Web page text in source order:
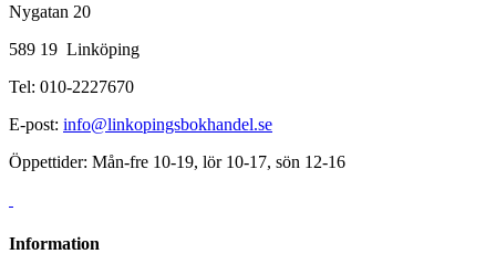
Nygatan 20
589 19 Linköping
Tel: 010-2227670
E-post: info@linkopingsbokhandel.se
Öppettider: Mån-fre 10-19, lör 10-17, sön 12-16
Information